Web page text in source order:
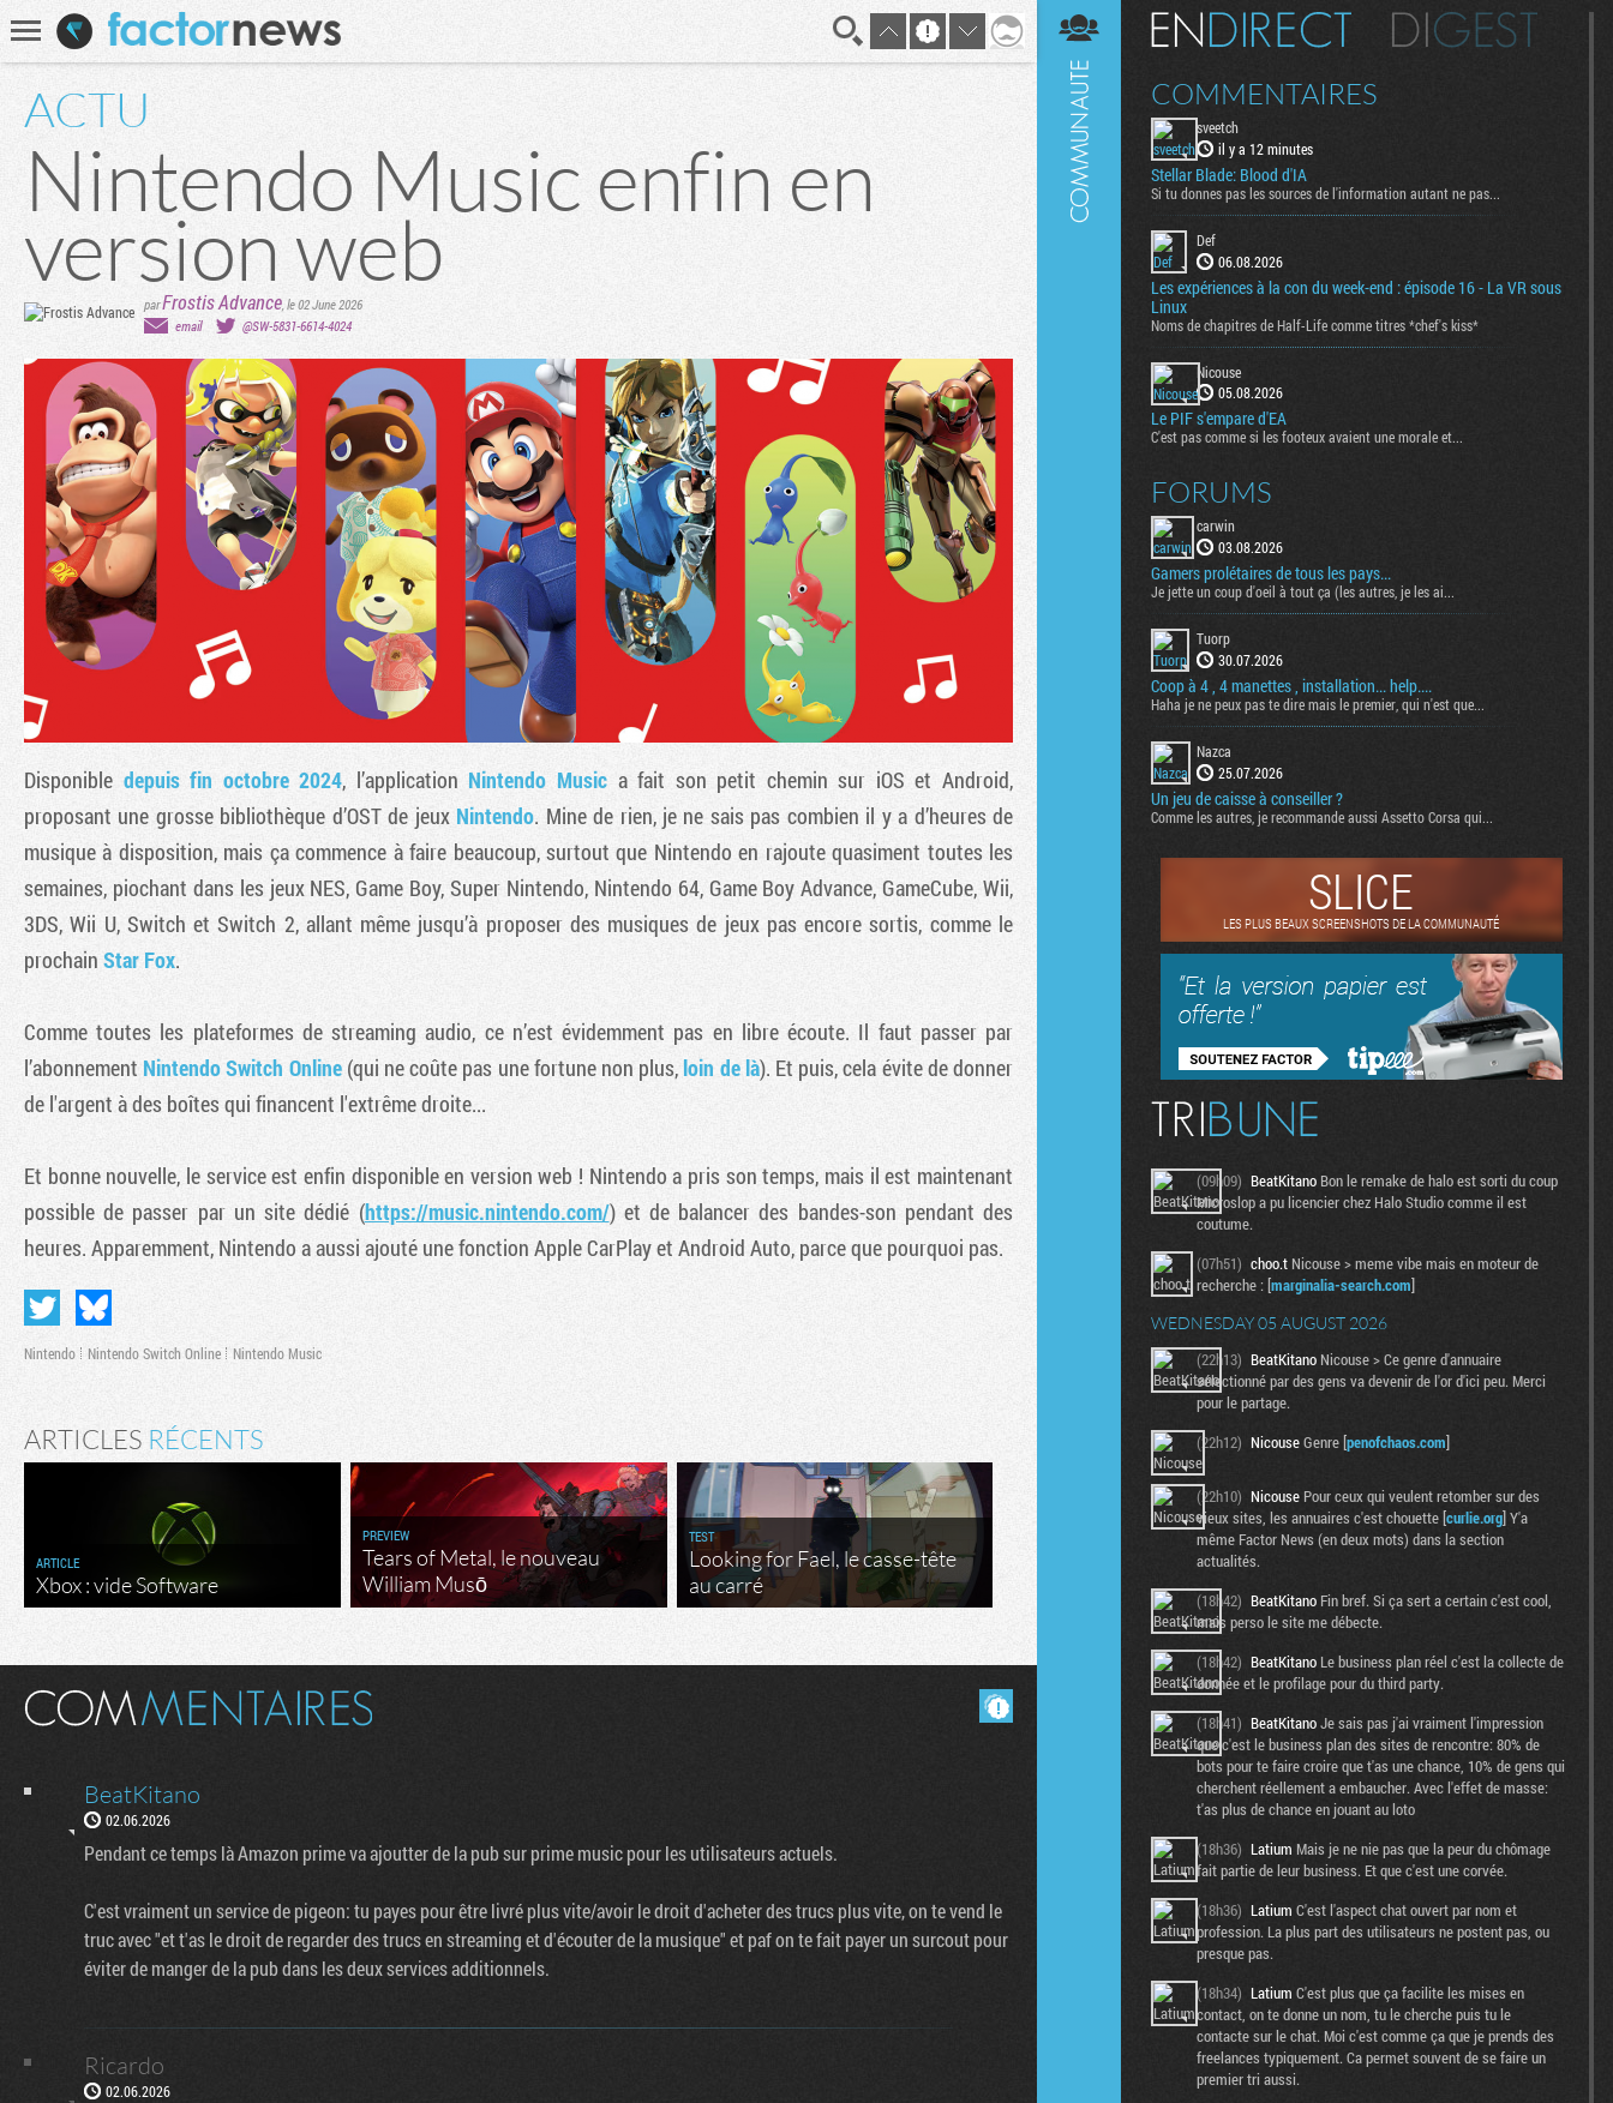
Recherche
ACTU
Nintendo Music enfin en
version web
parFrostis Advance,le 02 June 2026
email
@SW-5831-6614-4024
Disponible depuis fin octobre 2024, l’application Nintendo Musica fait son petit chemin sur iOS et Android,
proposant une grosse bibliothèque d’OST de jeux Nintendo. Mine de rien, je ne sais pas combien il y a d’heures de
musique à disposition, mais ça commence à faire beaucoup, surtout que Nintendo en rajoute quasiment toutes les
semaines, piochant dans les jeux NES, Game Boy, Super Nintendo, Nintendo 64, Game Boy Advance, GameCube, Wii,
3DS, Wii U, Switch et Switch 2, allant même jusqu’à proposer des musiques de jeux pas encore sortis, comme le
prochain Star Fox.
Comme toutes les plateformes de streaming audio, ce n’est évidemment pas en libre écoute. Il faut passer par
l’abonnement Nintendo Switch Online(qui ne coûte pas une fortune non plus,loin de là). Et puis, cela évite de donner
de l'argent à des boîtes qui financent l'extrême droite...
Et bonne nouvelle, le service est enfin disponible en version web ! Nintendo a pris son temps, mais il est maintenant
possible de passer par un site dédié (https://music.nintendo.com/) et de balancer des bandes-son pendant des
heures. Apparemment, Nintendo a aussi ajouté une fonction Apple CarPlay et Android Auto, parce que pourquoi pas.
Nintendo Nintendo Switch Online Nintendo Music
ARTICLES RÉCENTS
ARTICLE
Xbox : vide Software
PREVIEW
Tears of Metal, le nouveau
William Musō
TEST
Looking for Fael, le casse-tête
au carré
BeatKitano
02.06.2026
Pendant ce temps là Amazon prime va ajoutter de la pub sur prime music pour les utilisateurs actuels.
C'est vraiment un service de pigeon: tu payes pour être livré plus vite/avoir le droit d'acheter des trucs plus vite, on te vend le
truc avec "et t'as le droit de regarder des trucs en streaming et d'écouter de la musique" et paf on te fait payer un surcout pour
éviter de manger de la pub dans les deux services additionnels.
Ricardo
02.06.2026
En direct Digest
COMMENTAIRES
sveetch
il y a 12 minutes
Stellar Blade: Blood d'IA
Si tu donnes pas les sources de l'information autant ne pas...
Def
06.08.2026
Les expériences à la con du week-end : épisode 16 - La VR sous
Linux
Noms de chapitres de Half-Life comme titres *chef's kiss*
Nicouse
05.08.2026
Le PIF s'empare d'EA
C'est pas comme si les footeux avaient une morale et...
FORUMS
carwin
03.08.2026
Gamers prolétaires de tous les pays...
Je jette un coup d'oeil à tout ça (les autres, je les ai...
Tuorp
30.07.2026
Coop à 4 , 4 manettes , installation... help....
Haha je ne peux pas te dire mais le premier, qui n'est que...
Nazca
25.07.2026
Un jeu de caisse à conseiller ?
Comme les autres, je recommande aussi Assetto Corsa qui...
SLICE
LES PLUS BEAUX SCREENSHOTS DE LA COMMUNAUTÉ
(09h09) BeatKitano Bon le remake de halo est sorti du coup
Microslop a pu licencier chez Halo Studio comme il est
coutume.
(07h51) choo.t Nicouse > meme vibe mais en moteur de
recherche : [marginalia-search.com]
WEDNESDAY 05 AUGUST 2026
(22h13) BeatKitano Nicouse > Ce genre d'annuaire
sélectionné par des gens va devenir de l'or d'ici peu. Merci
pour le partage.
(22h12) NicouseGenre [penofchaos.com]
(22h10) Nicouse Pour ceux qui veulent retomber sur des
vieux sites, les annuaires c'est chouette [curlie.org] Y'a
même Factor News (en deux mots) dans la section
actualités.
(18h42) BeatKitano Fin bref. Si ça sert a certain c'est cool,
mais perso le site me débecte.
(18h42) BeatKitano Le business plan réel c'est la collecte de
donnée et le profilage pour du third party.
(18h41) BeatKitanoJe sais pas j'ai vraiment l'impression
que c'est le business plan des sites de rencontre: 80% de
bots pour te faire croire que t'as une chance, 10% de gens qui
cherchent réellement a embaucher. Avec l'effet de masse:
t'as plus de chance en jouant au loto
(18h36) Latium Mais je ne nie pas que la peur du chômage
fait partie de leur business. Et que c'est une corvée.
(18h36) Latium C'est l'aspect chat ouvert par nom et
profession. La plus part des utilisateurs ne postent pas, ou
presque pas.
(18h34) Latium C'est plus que ça facilite les mises en
contact, on te donne un nom, tu le cherche puis tu le
contacte sur le chat. Moi c'est comme ça que je prends des
freelances typiquement. Ca permet souvent de se faire un
premier tri aussi.